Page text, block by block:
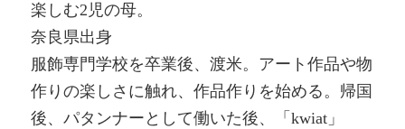
楽しむ2児の母。
奈良県出身
服飾専門学校を卒業後、渡米。アート作品や物
作りの楽しさに触れ、作品作りを始める。帰国
後、パタンナーとして働いた後、「kwiat」